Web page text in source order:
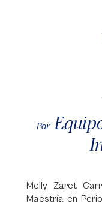
Por
Melly Zaret
Maestría en